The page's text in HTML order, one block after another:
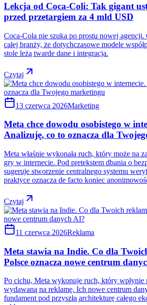
Lekcja od Coca-Coli: Tak gigant
przed przetargiem za 4 mld USD
Coca-Cola nie szuka po prostu nowej agencji.
całej branży, że dotychczasowe modele
stole leżą twarde dane i integracja.
Czytaj
13 czerwca 2026Marketing
Meta chce dowodu osobistego w
Analizuję, co to oznacza dla
Meta właśnie wykonała ruch, który może na
gry w internecie. Pod pretekstem dbania o
sugeruje stworzenie centralnego systemu
praktyce oznacza de facto koniec
Czytaj
11 czerwca 2026Reklama
Meta stawia na Indie. Co dla
Polsce oznacza nowe centrum
Po cichu, Meta wykonuje ruch, który wpłynie
wydawaną na reklamę. Ich nowe centrum
fundament pod przyszłą architekturę całego